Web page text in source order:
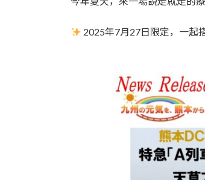
2025年7月27日限定，一起